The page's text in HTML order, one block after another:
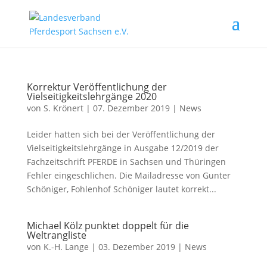
Korrektur Veröffentlichung der
Vielseitigkeitslehrgänge 2020
von S. Krönert| 07. Dezember 2019| News
Leider hatten sich bei der Veröffentlichung der
Vielseitigkeitslehrgänge in Ausgabe 12/2019 der
Fachzeitschrift PFERDE in Sachsen und Thüringen
Fehler eingeschlichen. Die Mailadresse von Gunter
Schöniger, Fohlenhof Schöniger lautet korrekt...
Michael Kölz punktet doppelt für die
Weltrangliste
von K.-H. Lange | 03. Dezember 2019| News